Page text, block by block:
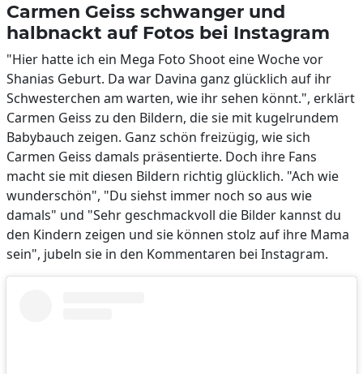
Carmen Geiss schwanger und
halbnackt auf Fotos bei Instagram
"Hier hatte ich ein Mega Foto Shoot eine Woche vor
Shanias Geburt. Da war Davina ganz glücklich auf ihr
Schwesterchen am warten, wie ihr sehen könnt.", erklärt
Carmen Geiss zu den Bildern, die sie mit kugelrundem
Babybauch zeigen. Ganz schön freizügig, wie sich
Carmen Geiss damals präsentierte. Doch ihre Fans
macht sie mit diesen Bildern richtig glücklich. "Ach wie
wunderschön", "Du siehst immer noch so aus wie
damals" und "Sehr geschmackvoll die Bilder kannst du
den Kindern zeigen und sie können stolz auf ihre Mama
sein", jubeln sie in den Kommentaren bei Instagram.